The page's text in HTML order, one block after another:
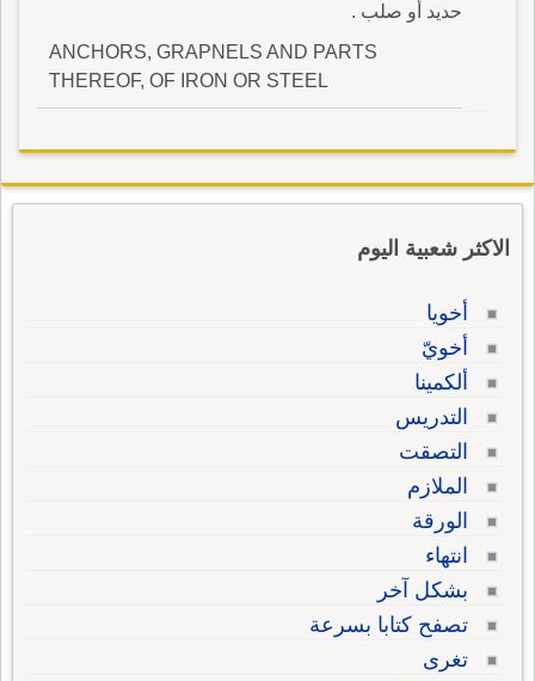
حديد أو صلب .
ANCHORS, GRAPNELS AND PARTS
THEREOF, OF IRON OR STEEL
الاكثر شعبية اليوم
أخويا
أخويّ
ألكمينا
التدريس
التصقت
الملازم
الورقة
انتهاء
بشكل آخر
تصفح كتابا بسرعة
تغرى